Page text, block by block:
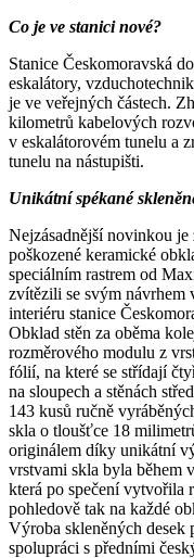
Co je ve stanici nové?
Stanice Českomoravská
eskalátory,
je ve veřejných částech.
kilometrů kabelových
v eskalátorovém tunelu a
tunelu na nástupišti.
Unikátní spékané
Nejzásadnější novinkou je
poškozené keramické
speciálním rastrem od
zvítězili se svým návrhem
interiéru stanice
Obklad stěn za oběma
rozměrového modulu z
fólií, na které se střídají
na sloupech a stěnách
143 kusů ručně
skla o tloušťce 18
originálem díky unikátní
vrstvami skla byla během
která po spečení vytvořila
pohledově tak na každé
Výroba skleněných
spolupráci s předními